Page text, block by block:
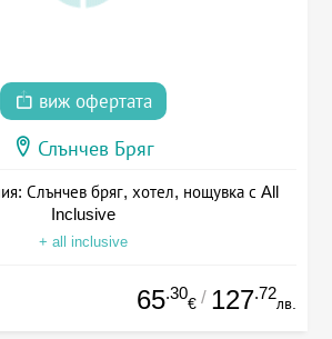
виж офертата
Слънчев Бряг
Слънчев бряг, хотел, нощувка с All
Inclusive
+ all inclusive
65.30
€ / 127.72
лв.